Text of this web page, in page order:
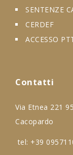
SENTENZE
CERDEF
ACCESSO
Contatti
Via Etnea 221
Cacopardo
tel: +39